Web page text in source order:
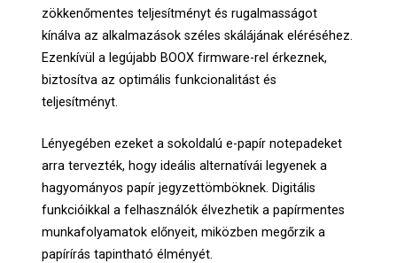
zökkenőmentes teljesítményt és rugalmasságot
kínálva az alkalmazások széles skálájának eléréséhez.
Ezenkívül a legújabb BOOX firmware-rel érkeznek,
biztosítva az optimális funkcionalitást és
teljesítményt.
Lényegében ezeket a sokoldalú e-papír notepadeket
arra tervezték, hogy ideális alternatívái legyenek a
hagyományos papír jegyzettömböknek. Digitális
funkcióikkal a felhasználók élvezhetik a papírmentes
munkafolyamatok előnyeit, miközben megőrzik a
papírírás tapintható élményét.